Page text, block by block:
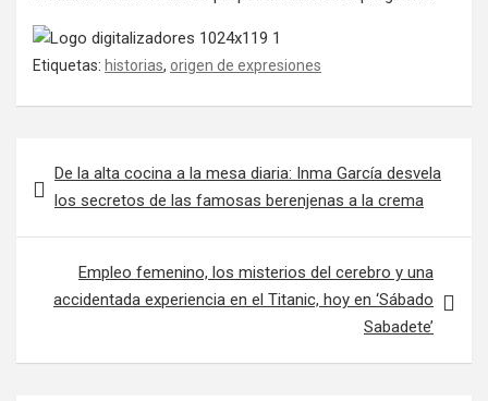
Etiquetas: historias, origen de expresiones
De la alta cocina a la mesa diaria: Inma García desvela
los secretos de las famosas berenjenas a la crema
Empleo femenino, los misterios del cerebro y una
accidentada experiencia en el Titanic, hoy en ‘Sábado
Sabadete’